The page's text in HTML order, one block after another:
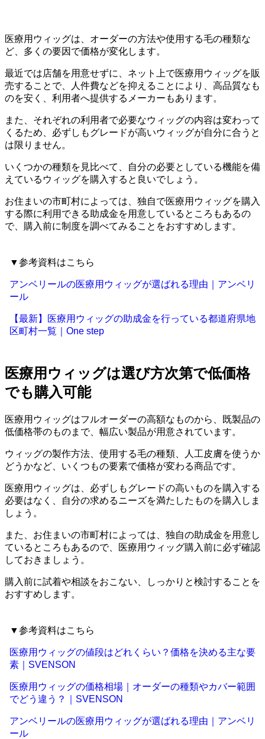
医療用ウィッグは、オーダーの方法や使用する毛の種類な
ど、多くの要因で価格が変化します。
最近では店舗を用意せずに、ネット上で医療用ウィッグを販
売することで、人件費などを抑えることにより、高品質なも
のを安く、利用者へ提供するメーカーもあります。
また、それぞれの利用者で必要なウィッグの内容は変わって
くるため、必ずしもグレードが高いウィッグが自分に合うと
は限りません。
いくつかの種類を見比べて、自分の必要としている機能を備
えているウィッグを購入すると良いでしょう。
お住まいの市町村によっては、独自で医療用ウィッグを購入
する際に利用できる助成金を用意しているところもあるの
で、購入前に制度を調べてみることをおすすめします。
▼参考資料はこちら
アンベリールの医療用ウィッグが選ばれる理由｜アンベリ
ール
【最新】医療用ウィッグの助成金を行っている都道府県地
区町村一覧｜One step
医療用ウィッグは選び方次第で低価格
でも購入可能
医療用ウィッグはフルオーダーの高額なものから、既製品の
低価格帯のものまで、幅広い製品が用意されています。
ウィッグの製作方法、使用する毛の種類、人工皮膚を使うか
どうかなど、いくつもの要素で価格が変わる商品です。
医療用ウィッグは、必ずしもグレードの高いものを購入する
必要はなく、自分の求めるニーズを満たしたものを購入しま
しょう。
また、お住まいの市町村によっては、独自の助成金を用意し
ているところもあるので、医療用ウィッグ購入前に必ず確認
しておきましょう。
購入前に試着や相談をおこない、しっかりと検討することを
おすすめします。
▼参考資料はこちら
医療用ウィッグの値段はどれくらい？価格を決める主な要
素｜SVENSON
医療用ウィッグの価格相場｜オーダーの種類やカバー範囲
でどう違う？｜SVENSON
アンベリールの医療用ウィッグが選ばれる理由｜アンベリ
ール